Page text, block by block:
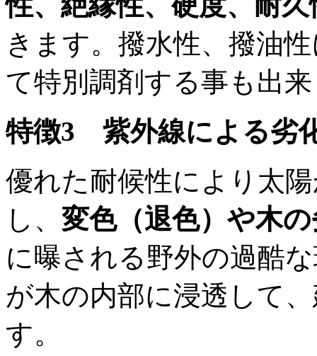
きます。撥水性、撥油
て特別調剤する事も出
特徴3 紫外線による劣
優れた耐候性により太
し、 変色（退色）や木
に曝される野外の過酷
が木の内部に浸透して
す。